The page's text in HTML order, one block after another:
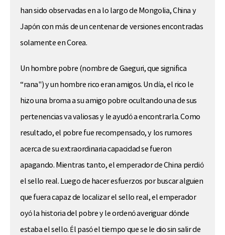
han sido observadas en a lo largo de Mongolia, China y
Japón con más de un centenar de versiones encontradas
solamente en Corea.
Un hombre pobre (nombre de Gaeguri, que significa
“rana") y un hombre rico eran amigos. Un día, el rico le
hizo una broma a su amigo pobre ocultando una de sus
pertenencias va valiosas y le ayudó a encontrarla. Como
resultado, el pobre fue recompensado, y los rumores
acerca de su extraordinaria capacidad se fueron
apagando. Mientras tanto, el emperador de China perdió
el sello real. Luego de hacer esfuerzos por buscar alguien
que fuera capaz de localizar el sello real, el emperador
oyó la historia del pobre y le ordenó averiguar dónde
estaba el sello. Él pasó el tiempo que se le dio sin salir de